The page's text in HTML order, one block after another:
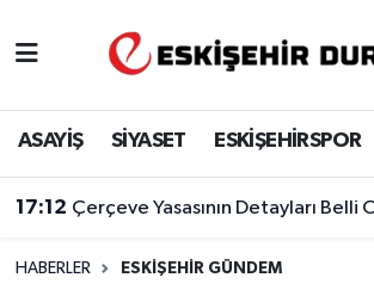
ASAYİŞ SİYASET ESKİŞEHİRSPOR
17:12 Çerçeve Yasasının Detayları Belli
HABERLER ESKIŞEHIR GÜNDEM
Eskişehir Hava Durumu
Eskişehir Namaz Vakitleri
Eskişehir Trafik Yoğunluk Haritası